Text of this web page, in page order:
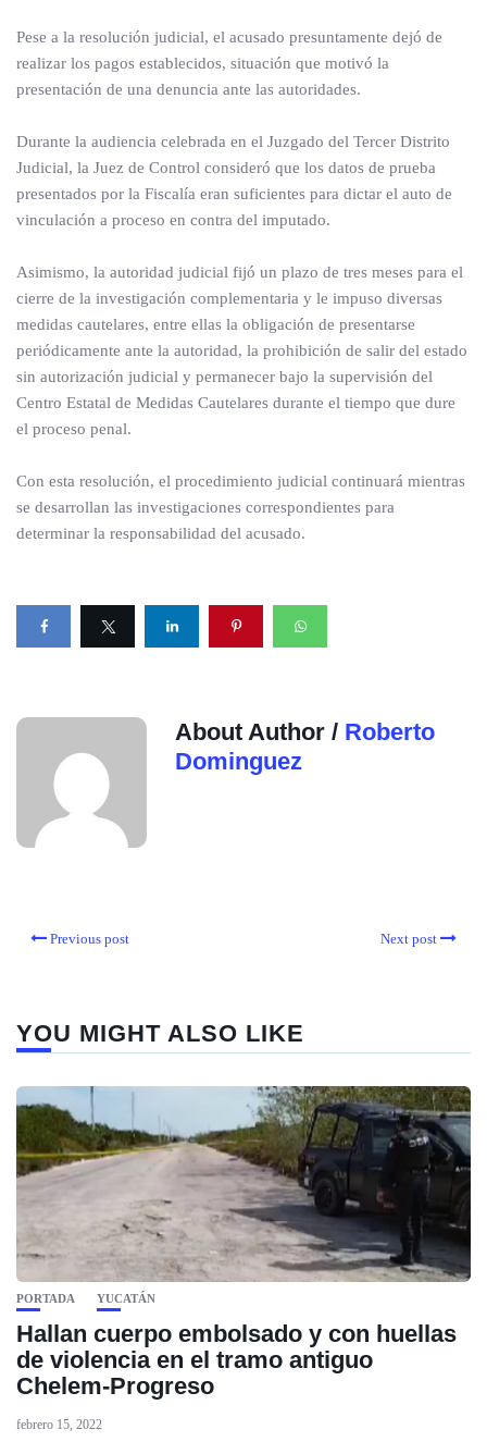
Pese a la resolución judicial, el acusado presuntamente dejó de
realizar los pagos establecidos, situación que motivó la
presentación de una denuncia ante las autoridades.
Durante la audiencia celebrada en el Juzgado del Tercer Distrito
Judicial, la Juez de Control consideró que los datos de prueba
presentados por la Fiscalía eran suficientes para dictar el auto de
vinculación a proceso en contra del imputado.
Asimismo, la autoridad judicial fijó un plazo de tres meses para el
cierre de la investigación complementaria y le impuso diversas
medidas cautelares, entre ellas la obligación de presentarse
periódicamente ante la autoridad, la prohibición de salir del estado
sin autorización judicial y permanecer bajo la supervisión del
Centro Estatal de Medidas Cautelares durante el tiempo que dure
el proceso penal.
Con esta resolución, el procedimiento judicial continuará mientras
se desarrollan las investigaciones correspondientes para
determinar la responsabilidad del acusado.
About Author / Roberto
Dominguez
Previous post Next post
YOU MIGHT ALSO LIKE
PORTADA YUCATÁN
Hallan cuerpo embolsado y con huellas
de violencia en el tramo antiguo
Chelem-Progreso
febrero 15, 2022